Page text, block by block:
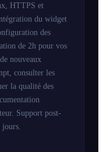
HTTPS et
du widget
des
de 2h pour vos
nouveaux
consulter les
la qualité des
Support post-
jours.